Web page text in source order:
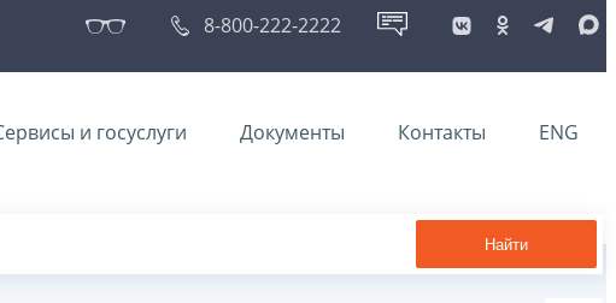
8-800-222-2222
и госуслуги Документы Контакты ENG
Найти